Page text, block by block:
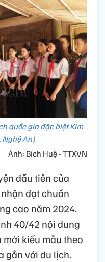
quốc gia đặc biệt Kim
Nghệ An)
Ảnh: Bích Huệ - TTXVN
đầu tiên của
đạt chuẩn
cao năm 2024.
40/42 nội dung
kiểu mẫu theo
gắn với du lịch.